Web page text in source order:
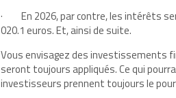
· En 2026, par contre, les intérêts
020.1 euros. Et, ainsi de suite.
Vous envisagez des investissements
seront toujours appliqués. Ce qui
investisseurs prennent toujours le